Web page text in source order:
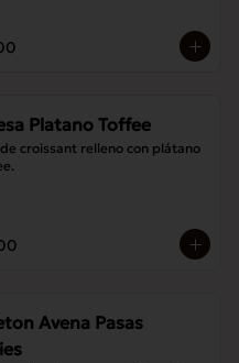
Platano Toffee
croissant relleno con plátano
Avena Pasas